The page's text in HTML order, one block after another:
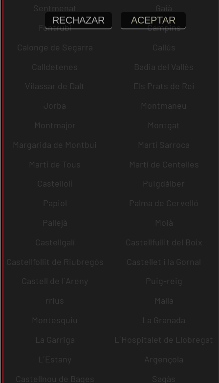
Sentmenat
Gaià
Fontrubí
Campins
Calonge de Segarra
Callús
Calldetenes
Badia del Vallès
Vilassar de Dalt
Els Prats de Rei
Jorba
Montmaneu
Montmajor
Montgat
Margarida de Montbui
Martí Sarroca
Martí de Tous
Martí de Centelles
Castellolí
Puigdàlber
Papiol
Palma de Cervelló
Pallejà
Moià
Castellgalí
Castellfullit del Boix
Castellfollit de Riubregós
Castellet i la Gornal
Castell de l´Areny
Puig-reig
rrius
Malla
Montesquiu
La Granada
La Garriga
L´Hospitalet de Llobregat
L´Estany
Argençola
Castellnou de Bages
Sagàs
RECHAZAR ACEPTAR